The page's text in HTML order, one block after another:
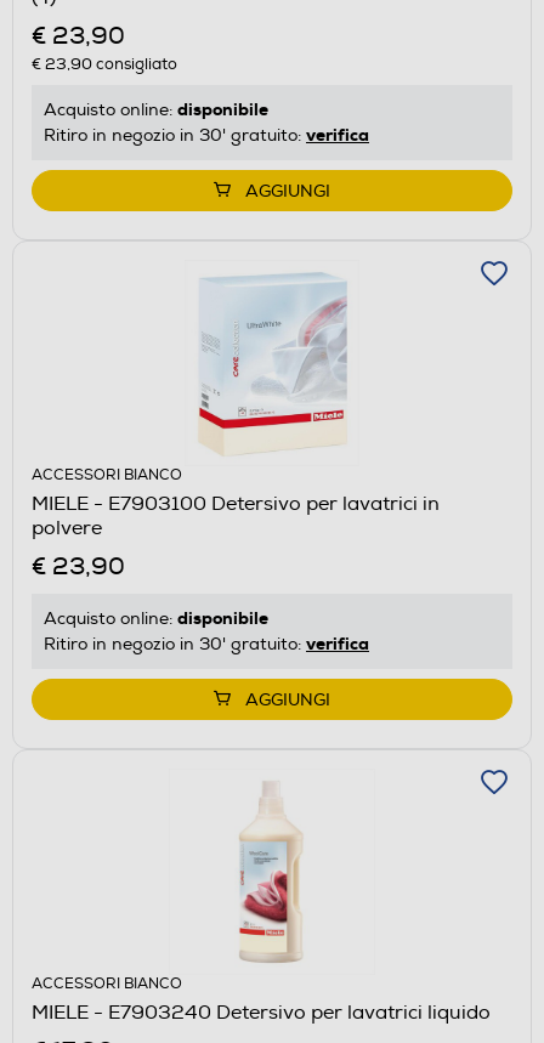
€ 23,90
€ 23,90consigliato
Acquisto online: disponibile
Ritiro in negozio in 30' gratuito: verifica
AGGIUNGI
ACCESSORI BIANCO
MIELE - E7903100 Detersivo per lavatrici in
polvere
€ 23,90
Acquisto online: disponibile
Ritiro in negozio in 30' gratuito: verifica
AGGIUNGI
ACCESSORI BIANCO
MIELE - E7903240 Detersivo per lavatrici liquido